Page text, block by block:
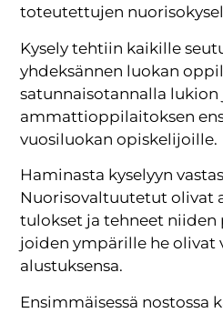
toteutettujen
Kysely tehtiin kaikille
yhdeksännen luokan
satunnaisotannalla lukion
ammattioppilaitoksen
vuosiluokan opiskelijoille.
Haminasta kyselyyn
Nuorisovaltuutetut olivat
tulokset ja tehneet niiden
joiden ympärille he olivat
alustuksensa.
Ensimmäisessä nostossa